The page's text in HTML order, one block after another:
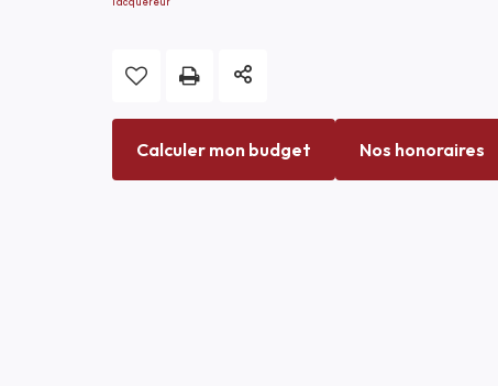
Calculer mon budget Nos honoraires